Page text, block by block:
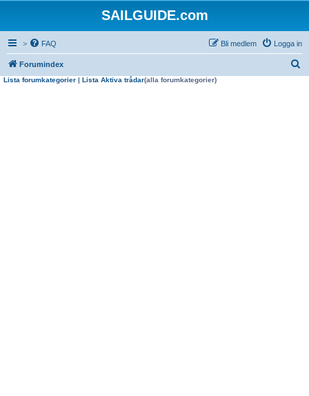
SAILGUIDE.com
> FAQ Logga in
Bli medlem
Forumindex
Lista forumkategorier | Lista Aktiva trådar(alla forumkategorier)